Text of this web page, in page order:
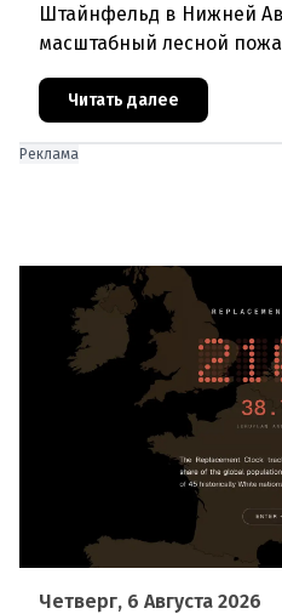
Штайнфельд в Нижней
масштабный лесной
В ходе тушения
Читать далее
Реклама
Четверг, 6 Августа 2026